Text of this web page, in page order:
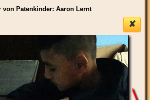
von Patenkinder: Aaron Lernt
✘